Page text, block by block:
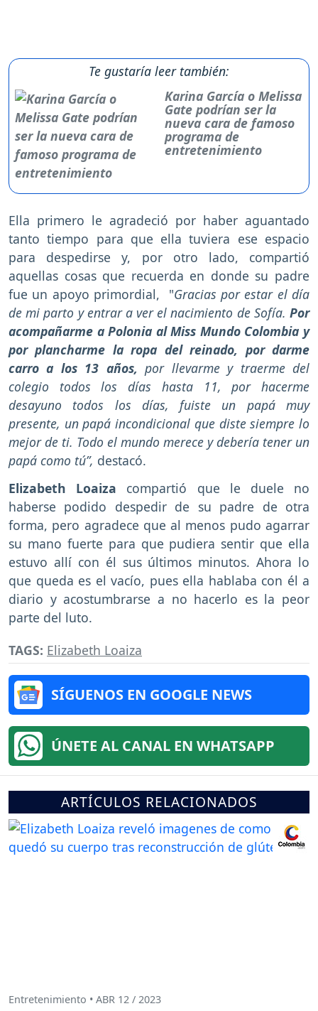
Te gustaría leer también:
Karina García o Melissa
Gate podrían ser la
nueva cara de famoso
programa de
entretenimiento
Ella primero le agradeció por haber aguantado
tanto tiempo para que ella tuviera ese espacio
para despedirse y, por otro lado, compartió
aquellas cosas que recuerda en donde su padre
fue un apoyo primordial, "Gracias por estar el día
de mi parto y entrar a ver el nacimiento de Sofía. Por
acompañarme a Polonia al Miss Mundo Colombia y
por plancharme la ropa del reinado, por darme
carro a los 13 años, por llevarme y traerme del
colegio todos los días hasta 11, por hacerme
desayuno todos los días, fuiste un papá muy
presente, un papá incondicional que diste siempre lo
mejor de ti. Todo el mundo merece y debería tener un
papá como tú”, destacó.
Elizabeth Loaiza compartió que le duele no
haberse podido despedir de su padre de otra
forma, pero agradece que al menos pudo agarrar
su mano fuerte para que pudiera sentir que ella
estuvo allí con él sus últimos minutos. Ahora lo
que queda es el vacío, pues ella hablaba con él a
diario y acostumbrarse a no hacerlo es la peor
parte del luto.
TAGS: Elizabeth Loaiza
SÍGUENOS EN GOOGLE NEWS
ÚNETE AL CANAL EN WHATSAPP
ARTÍCULOS RELACIONADOS
Entretenimiento • ABR 12 / 2023